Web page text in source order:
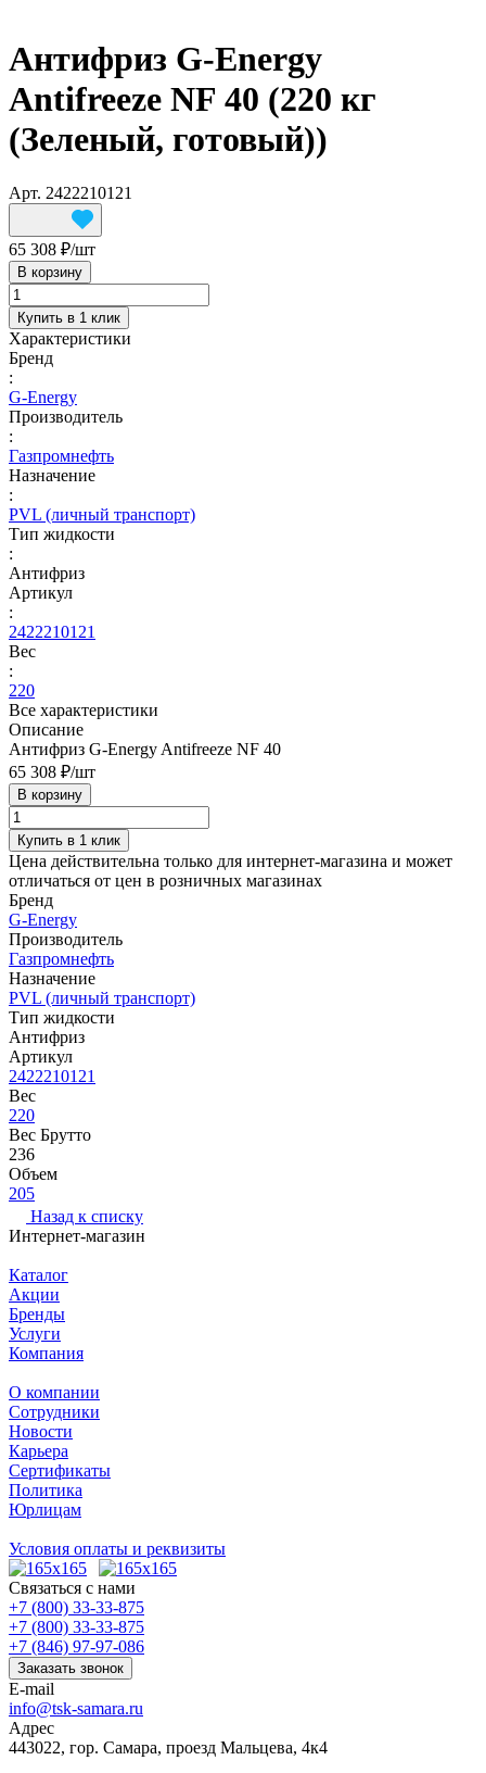
Антифриз G-Energy
Antifreeze NF 40 (220 кг
(Зеленый, готовый))
Арт. 2422210121
65 308 ₽/шт
В корзину
Купить в 1 клик
Характеристики
Бренд
:
G-Energy
Производитель
:
Газпромнефть
Назначение
:
PVL (личный транспорт)
Тип жидкости
:
Антифриз
Артикул
:
2422210121
Вес
:
220
Все характеристики
Описание
Антифриз G-Energy Antifreeze NF 40
65 308 ₽/шт
В корзину
Купить в 1 клик
Цена действительна только для интернет-магазина и может
отличаться от цен в розничных магазинах
Бренд
G-Energy
Производитель
Газпромнефть
Назначение
PVL (личный транспорт)
Тип жидкости
Антифриз
Артикул
2422210121
Вес
220
Вес Брутто
236
Объем
205
Назад к списку
Интернет-магазин
Каталог
Акции
Бренды
Услуги
Компания
О компании
Сотрудники
Новости
Карьера
Сертификаты
Политика
Юрлицам
Условия оплаты и реквизиты
Связаться с нами
+7 (800) 33-33-875
+7 (800) 33-33-875
+7 (846) 97-97-086
Заказать звонок
E-mail
info@tsk-samara.ru
Адрес
443022, гор. Самара, проезд Мальцева, 4к4